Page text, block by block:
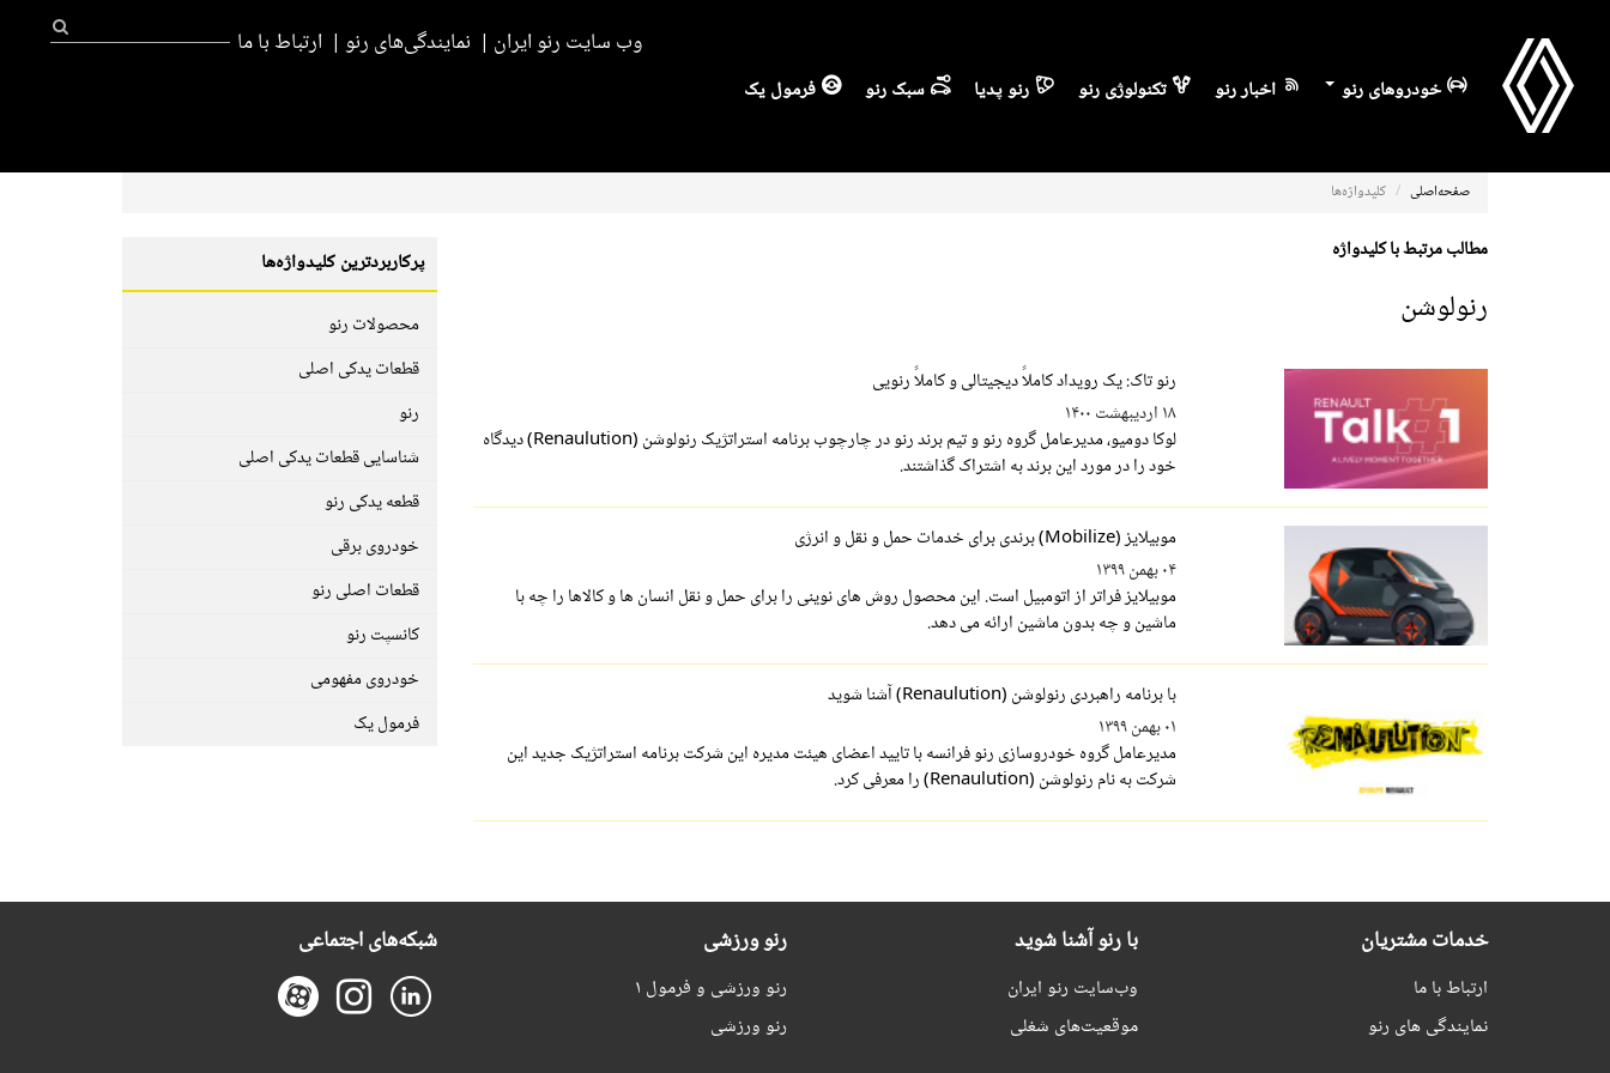
وب سایت رنو ایران نمایندگی‌های رنو ارتباط با ما
خودروهای رنو اخبار رنو تکنولوژی رنو رنو پدیا سبک رنو فرمول یک
صفحه‌اصلی کلیدواژه‌ها
مطالب مرتبط با کلیدواژه
رنولوشن
رنو تاک: یک رویداد کاملاً دیجیتالی و کاملاً رنویی
۱۸ اردیبهشت ۱۴۰۰
لوکا دومیو، مدیرعامل گروه رنو و تیم برند رنو در چارچوب برنامه استراتژیک رنولوشن (Renaulution) دیدگاه
خود را در مورد این برند به اشتراک گذاشتند.
موبیلایز (Mobilize) برندی برای خدمات حمل و نقل و انرژی
۰۴ بهمن ۱۳۹۹
موبیلایز فراتر از اتومبیل است. این محصول روش های نوینی را برای حمل و نقل انسان ها و کالاها را چه با
ماشین و چه بدون ماشین ارائه می دهد.
با برنامه راهبردی رنولوشن (Renaulution) آشنا شوید
۰۱ بهمن ۱۳۹۹
مدیرعامل گروه خودروسازی رنو فرانسه با تایید اعضای هیئت مدیره این شرکت برنامه استراتژیک جدید این
شرکت به نام رنولوشن (Renaulution) را معرفی کرد.
پرکاربردترین کلیدواژه‌ها
محصولات رنو
قطعات یدکی اصلی
رنو
شناسایی قطعات یدکی اصلی
قطعه یدکی رنو
خودروی برقی
قطعات اصلی رنو
کانسپت رنو
خودروی مفهومی
فرمول یک
خدمات مشتریان
ارتباط با ما
نمایندگی های رنو
با رنو آشنا شوید
وب‌سایت رنو ایران
موقعیت‌های شغلی
رنو ورزشی
رنو ورزشی و فرمول ۱
رنو ورزشی
شبکه‌های اجتماعی